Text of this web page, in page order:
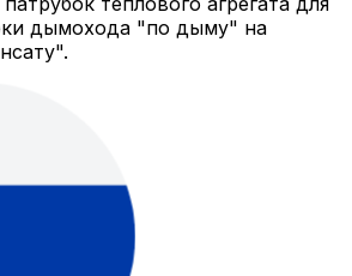
дымохода "по дыму" на